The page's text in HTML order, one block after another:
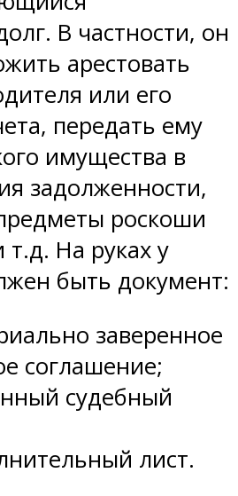
В частности, он
арестовать
или его
передать ему
имущества в
задолженности,
роскоши
т.д. На руках у
быть документ:
заверенное
соглашение;
судебный
лист.